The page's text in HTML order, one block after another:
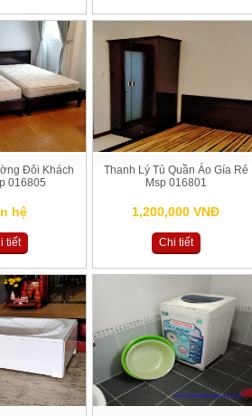
Đôi Khách
016805
hệ
tiết
Thanh Lý Tủ Quần Áo Gía Rẻ
Msp 016801
1,200,000 VNĐ
Chi tiết